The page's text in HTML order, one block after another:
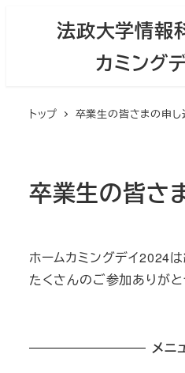
法政大学情報
カミング
トップ 卒業生の皆さまの申し
卒業生の皆さ
ホームカミングデイ2024は
たくさんのご参加ありがと
メニ